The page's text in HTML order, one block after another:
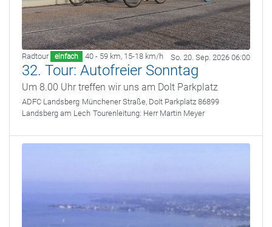
Radtour einfach 40 - 59 km, 15-18 km/h So. 20. Sep. 2026 06:00
32. Tour: Autofreier Sonntag
Um 8.00 Uhr treffen wir uns am DoIt Parkplatz
ADFC Landsberg Münchener Straße, DoIt Parkplatz 86899
Landsberg am Lech Tourenleitung: Herr Martin Meyer